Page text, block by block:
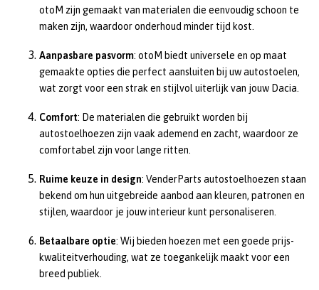
otoM zijn gemaakt van materialen die eenvoudig schoon te
maken zijn, waardoor onderhoud minder tijd kost.
Aanpasbare pasvorm: otoM biedt universele en op maat
gemaakte opties die perfect aansluiten bij uw autostoelen,
wat zorgt voor een strak en stijlvol uiterlijk van jouw Dacia.
Comfort: De materialen die gebruikt worden bij
autostoelhoezen zijn vaak ademend en zacht, waardoor ze
comfortabel zijn voor lange ritten.
Ruime keuze in design: VenderParts autostoelhoezen staan
bekend om hun uitgebreide aanbod aan kleuren, patronen en
stijlen, waardoor je jouw interieur kunt personaliseren.
Betaalbare optie: Wij bieden hoezen met een goede prijs-
kwaliteitverhouding, wat ze toegankelijk maakt voor een
breed publiek.